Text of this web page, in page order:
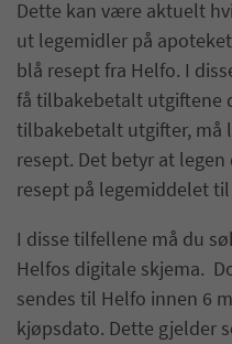
Dette kan være aktuelt
ut legemidler på
blå resept fra Helfo. I
få tilbakebetalt utgiftene
tilbakebetalt utgifter, må
resept. Det betyr at
resept på legemiddelet
I disse tilfellene må du
Helfos digitale skjema.
sendes til Helfo innen 6
kjøpsdato. Dette gjelder